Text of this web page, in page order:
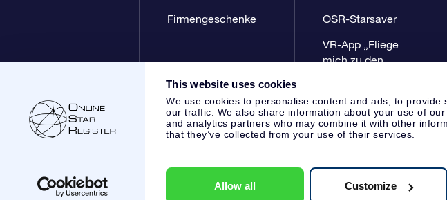
This website uses cookies
We use cookies to personalise content and ads, to
our traffic. We also share information about your use of
and analytics partners who may combine it with other
that they’ve collected from your use of their services.
Allow all Customize
Firmengeschenke OSR-Starsaver
VR-App „Fliege
mich zu den
Kundenservice:help@osr.org KVK: 60333553, VAT: NL 8538.62.722B01